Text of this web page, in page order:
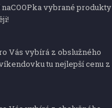
vybrané produkty
Vás vybírá z obslužného
tu nejlepší cenu z